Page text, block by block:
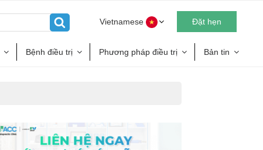
Vietnamese Đặt hẹn
Bệnh điều trị Phương pháp điều trị Bản tin